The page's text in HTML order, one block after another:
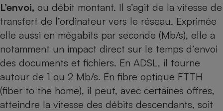
L’envoi, ou débit montant. Il s’agit de la vitesse de
transfert de l’ordinateur vers le réseau. Exprimée
elle aussi en mégabits par seconde (Mb/s), elle a
notamment un impact direct sur le temps d’envoi
des documents et fichiers. En ADSL, il tourne
autour de 1 ou 2 Mb/s. En fibre optique FTTH
(fiber to the home), il peut, avec certaines offres,
atteindre la vitesse des débits descendants, soit
Robot ménager